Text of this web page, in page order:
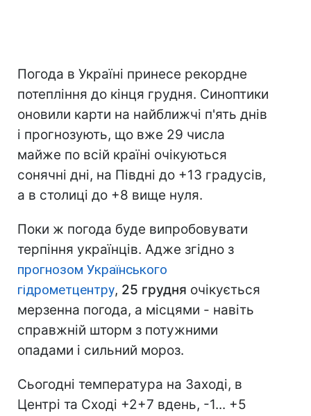
Погода в Україні принесе рекордне
потепління до кінця грудня. Синоптики
оновили карти на найближчі п'ять днів
і прогнозують, що вже 29 числа
майже по всій країні очікуються
сонячні дні, на Півдні до +13 градусів,
а в столиці до +8 вище нуля.
Поки ж погода буде випробовувати
терпіння українців. Адже згідно з
прогнозом Українського
гідрометцентру, 25 грудня очікується
мерзенна погода, а місцями - навіть
справжній шторм з потужними
опадами і сильний мороз.
Сьогодні температура на Заході, в
Центрі та Сході +2+7 вдень, -1... +5